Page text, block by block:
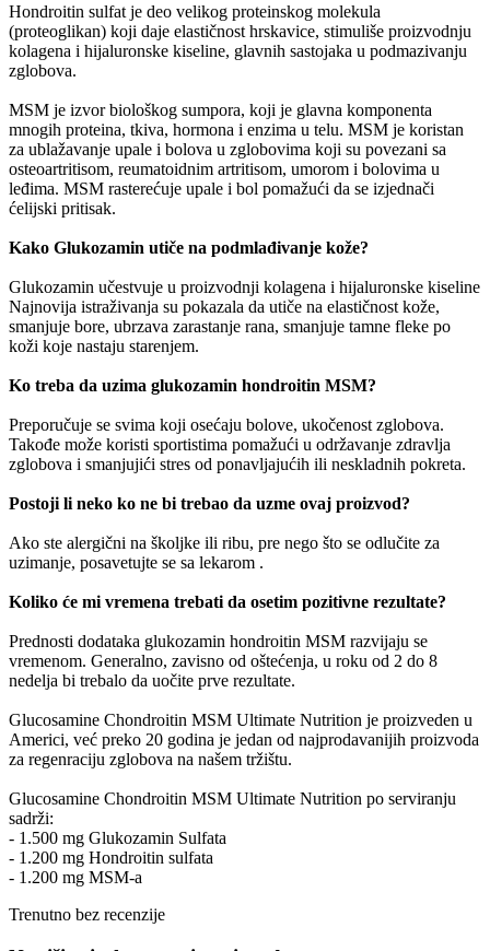
Hondroitin sulfat je deo velikog proteinskog molekula
(proteoglikan) koji daje elastičnost hrskavice, stimuliše proizvodnju
kolagena i hijaluronske kiseline, glavnih sastojaka u podmazivanju
zglobova.
MSM je izvor biološkog sumpora, koji je glavna komponenta
mnogih proteina, tkiva, hormona i enzima u telu. MSM je koristan
za ublažavanje upale i bolova u zglobovima koji su povezani sa
osteoartritisom, reumatoidnim artritisom, umorom i bolovima u
leđima. MSM rasterećuje upale i bol pomažući da se izjednači
ćelijski pritisak.
Kako Glukozamin utiče na podmlađivanje kože?
Glukozamin učestvuje u proizvodnji kolagena i hijaluronske kiseline
Najnovija istraživanja su pokazala da utiče na elastičnost kože,
smanjuje bore, ubrzava zarastanje rana, smanjuje tamne fleke po
koži koje nastaju starenjem.
Ko treba da uzima glukozamin hondroitin MSM?
Preporučuje se svima koji osećaju bolove, ukočenost zglobova.
Takođe može koristi sportistima pomažući u održavanje zdravlja
zglobova i smanjujići stres od ponavljajućih ili neskladnih pokreta.
Postoji li neko ko ne bi trebao da uzme ovaj proizvod?
Ako ste alergični na školjke ili ribu, pre nego što se odlučite za
uzimanje, posavetujte se sa lekarom .
Koliko će mi vremena trebati da osetim pozitivne rezultate?
Prednosti dodataka glukozamin hondroitin MSM razvijaju se
vremenom. Generalno, zavisno od oštećenja, u roku od 2 do 8
nedelja bi trebalo da uočite prve rezultate.
Glucosamine Chondroitin MSM Ultimate Nutrition je proizveden u
Americi, već preko 20 godina je jedan od najprodavanijih proizvoda
za regenraciju zglobova na našem tržištu.
Glucosamine Chondroitin MSM Ultimate Nutrition po serviranju
sadrži:
- 1.500 mg Glukozamin Sulfata
- 1.200 mg Hondroitin sulfata
- 1.200 mg MSM-a
Trenutno bez recenzije